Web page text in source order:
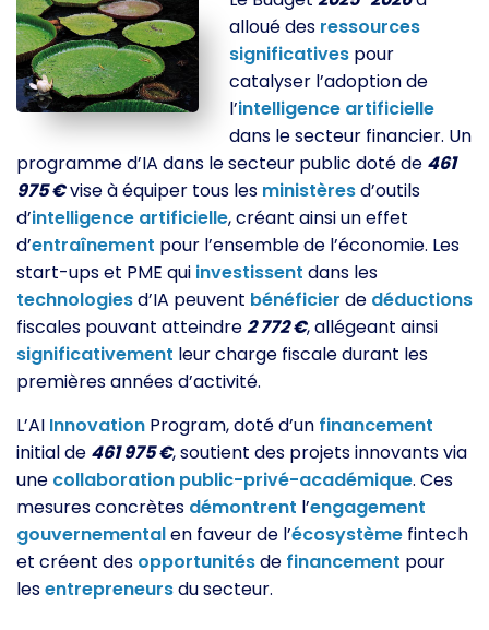
alloué des ressources
significatives pour
catalyser l’adoption de
l’intelligence artificielle
dans le secteur financier. Un
programme d’IA dans le secteur public doté de 461
975 €vise à équiper tous les ministèresd’outils
d’intelligence artificielle, créant ainsi un effet
d’entraînement pour l’ensemble de l’économie. Les
start-ups et PME qui investissent dans les
technologiesd’IA peuvent bénéficier de déductions
fiscales pouvant atteindre2 772 €, allégeant ainsi
significativement leur charge fiscale durant les
premières années d’activité.
L’AI Innovation Program, doté d’un financement
initial de 461 975 €, soutient des projets innovants via
une collaboration public-privé-académique. Ces
mesures concrètes démontrent l’engagement
gouvernementalen faveur de l’écosystème fintech
et créent des opportunitésde financement pour
lesentrepreneursdu secteur.